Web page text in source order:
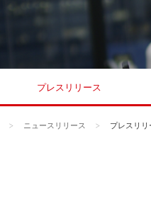
プレスリリース
ニュースリリース プレスリリ